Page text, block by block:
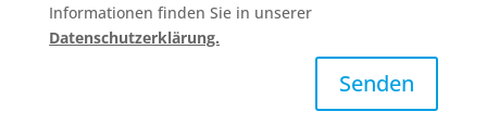
Informationen finden Sie in unserer
Datenschutzerklärung.
Senden